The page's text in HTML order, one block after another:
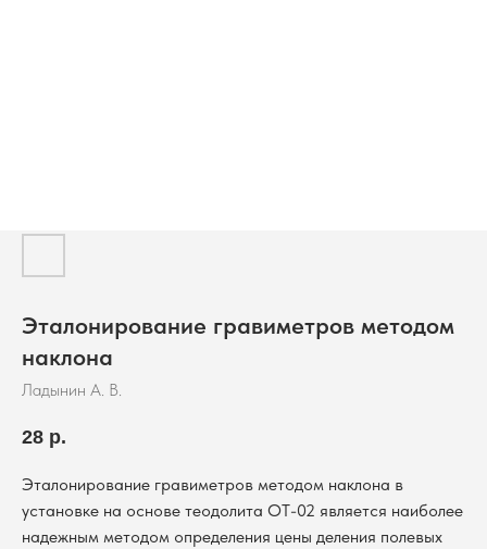
Эталонирование гравиметров методом
наклона
Ладынин А. В.
28 р.
Эталонирование гравиметров методом наклона в
установке на основе теодолита ОТ-02 является наиболее
надежным методом определения цены деления полевых